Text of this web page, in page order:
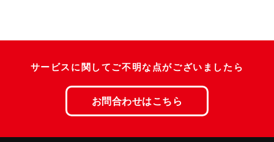
サービスに関してご不明な点がございましたら
お問合わせはこちら